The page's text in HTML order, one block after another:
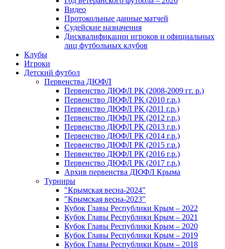
Видео
Протокольные данные матчей
Судейские назначения
Дисквалификации игроков и официальных
лиц футбольных клубов
Клубы
Игроки
Детский футбол
Первенства ДЮФЛ
Первенство ДЮФЛ РК (2008-2009 гг. р.)
Первенство ДЮФЛ РК (2010 г.р.)
Первенство ДЮФЛ РК (2011 г.р.)
Первенство ДЮФЛ РК (2012 г.р.)
Первенство ДЮФЛ РК (2013 г.р.)
Первенство ДЮФЛ РК (2014 г.р.)
Первенство ДЮФЛ РК (2015 г.р.)
Первенство ДЮФЛ РК (2016 г.р.)
Первенство ДЮФЛ РК (2017 г.р.)
Архив первенства ДЮФЛ Крыма
Турниры
"Крымская весна-2024"
"Крымская весна-2023"
Кубок Главы Республики Крым – 2022
Кубок Главы Республики Крым – 2021
Кубок Главы Республики Крым – 2020
Кубок Главы Республики Крым – 2019
Кубок Главы Республики Крым – 2018